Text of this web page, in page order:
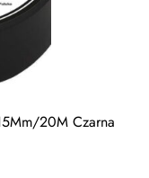
20M Czarna